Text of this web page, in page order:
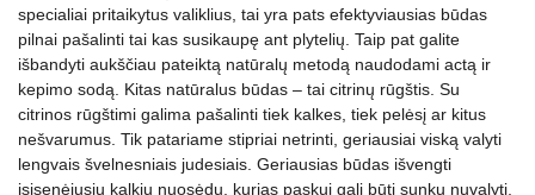
specialiai pritaikytus valiklius, tai yra pats efektyviausias būdas
pilnai pašalinti tai kas susikaupę ant plytelių. Taip pat galite
išbandyti aukščiau pateiktą natūralų metodą naudodami actą ir
kepimo sodą. Kitas natūralus būdas – tai citrinų rūgštis. Su
citrinos rūgštimi galima pašalinti tiek kalkes, tiek pelėsį ar kitus
nešvarumus. Tik patariame stipriai netrinti, geriausiai viską valyti
lengvais švelnesniais judesiais. Geriausias būdas išvengti
įsisenėjusių kalkių nuosėdų, kurias paskui gali būti sunku nuvalyti,